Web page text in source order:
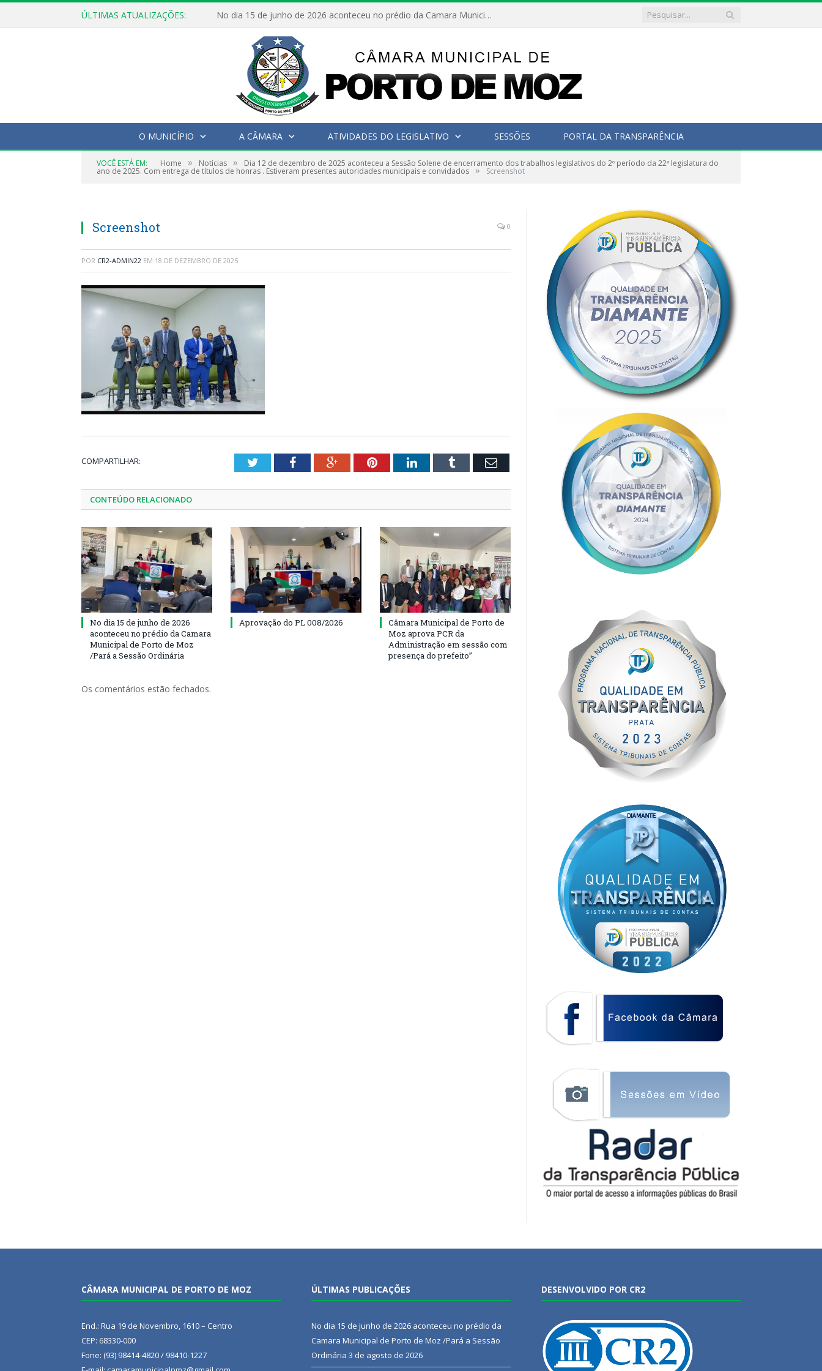
ÚLTIMAS ATUALIZAÇÕES: No dia 15 de junho de 2026 aconteceu no prédio da Camara Municipal de Porto de Moz /Pará a Sessão Ordinária
O MUNICÍPIO A CÂMARA ATIVIDADES DO LEGISLATIVO SESSÕES PORTAL DA TRANSPARÊNCIA
VOCÊ ESTÁ EM: Home » Notícias » Dia 12 de dezembro de 2025 aconteceu a Sessão Solene de encerramento dos trabalhos legislativos do 2º período da 22ª legislatura do
ano de 2025. Com entrega de títulos de honras . Estiveram presentes autoridades municipais e convidados » Screenshot
Screenshot 0
POR CR2-ADMIN22 EM 18 DE DEZEMBRO DE 2025
COMPARTILHAR: TwitterFacebookGoogle+PinterestLinkedInTumblr Email
CONTEÚDO RELACIONADO
No dia 15 de junho de 2026
aconteceu no prédio da Camara
Municipal de Porto de Moz
/Pará a Sessão Ordinária
Aprovação do PL 008/2026
Câmara Municipal de Porto de
Moz aprova PCR da
Administração em sessão com
presença do prefeito”
Os comentários estão fechados.
CÂMARA MUNICIPAL DE PORTO DE MOZ
End.: Rua 19 de Novembro, 1610 – Centro
CEP: 68330-000
Fone: (93) 98414-4820 / 98410-1227
ÚLTIMAS PUBLICAÇÕES
No dia 15 de junho de 2026 aconteceu no prédio da
Camara Municipal de Porto de Moz /Pará a Sessão
Ordinária 3 de agosto de 2026
DESENVOLVIDO POR CR2